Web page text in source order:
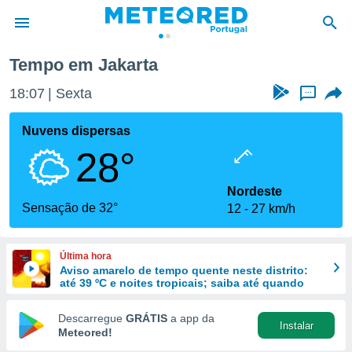
da
foi
fornecidas
a este
das
e
forma
digital
Tempo em Jakarta
18:07 Sexta ...
Nuvens dispersas
28°
Sensação de 32°
Nordeste
12
27 km/h
Última hora
Aviso amarelo de tempo quente neste distrito:
até 39 ºC e noites tropicais; saiba até quando
Descarregue GRÁTIS a app da
Meteored!
Instalar